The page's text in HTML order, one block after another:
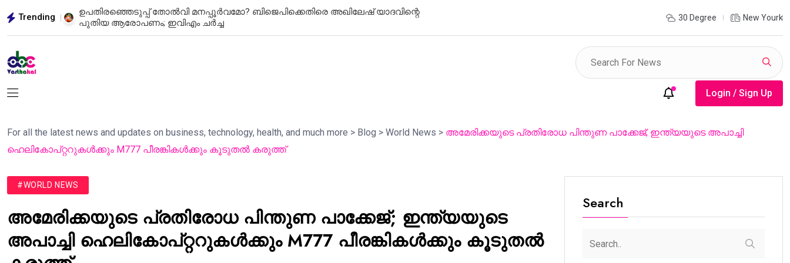
Trending
ഹിരോഷിമ: യുദ്ധത്തിന്റെ മുറിവുകൾ ഓർമ്മിപ്പിക്കുന്ന നഗരം; സമാധാനത്തിന്റെ
സന്ദേശവുമായി ലോകത്തെ ചിന്തിപ്പിക്കുന്ന സ്മാരകം
മഴക്കെടുതി നിയന്ത്രണത്തിൽ കൂടുതൽ ഏകോപനം വേണം; മുല്ലപ്പെരിയാർ
ഡാമുകളുടെ പ്രവർത്തനം പുനഃപരിശോധിക്കണമെന്ന്
30 Degree New Yourk
Login / Sign Up
For all the latest news and updates on business, technology, health, and much more > Blog > World News > അമേരിക്കയുടെ പ്രതിരോധ പിന്തുണ പാക്കേജ്; ഇന്ത്യയുടെ അപാച്ചി
ഹെലികോപ്റ്ററുകൾക്കും M777 പീരങ്കികൾക്കും കൂടുതൽ കരുത്ത്
#WORLD NEWS
അമേരിക്കയുടെ പ്രതിരോധ പിന്തുണ പാക്കേജ്; ഇന്ത്യയുടെ
അപാച്ചി ഹെലികോപ്റ്ററുകൾക്കും M777 പീരങ്കികൾക്കും കൂടുതൽ
Search